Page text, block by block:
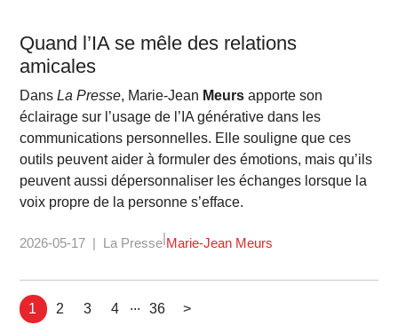
Quand l’IA se mêle des relations
amicales
DansLa Presse, Marie-Jean Meurs apporte son
éclairage sur l’usage de l’IA générative dans les
communications personnelles. Elle souligne que ces
outils peuvent aider à formuler des émotions, mais qu’ils
peuvent aussi dépersonnaliser les échanges lorsque la
voix propre de la personne s’efface.
2026-05-17 La Presse Marie-Jean Meurs
1 2 3 4 ... 36 >